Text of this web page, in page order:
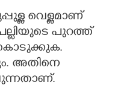
വെള്ളമാണ്
പുറത്ത്
അതിനെ